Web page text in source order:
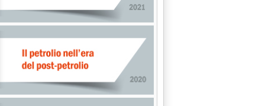
NEL 1993 LA FINTERMICA RIPIANA LA PERDITA'